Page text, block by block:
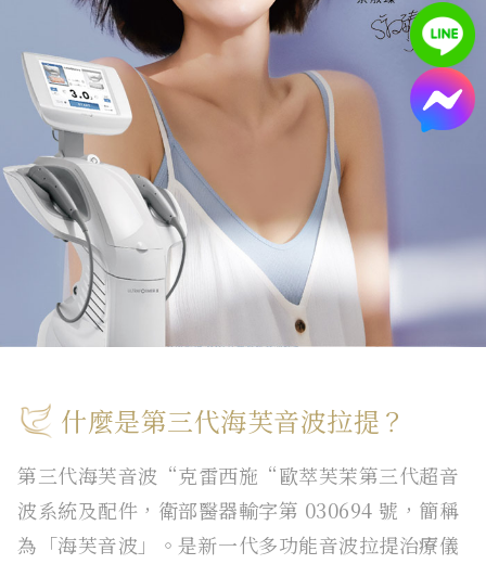
什麼是第三代海芙音波拉提？
第三代海芙音波“克雷西施“歐萃芙茉第三代超音
波系統及配件，衛部醫器輸字第 030694 號，簡稱
為「海芙音波」。是新一代多功能音波拉提治療儀